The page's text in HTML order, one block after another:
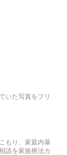
いた写真をフリ
もり、家庭内暴
談を家族療法カ